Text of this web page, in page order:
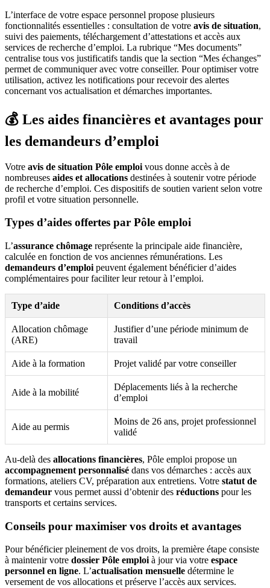
L’interface de votre espace personnel propose plusieurs
fonctionnalités essentielles : consultation de votre avis de situation,
suivi des paiements, téléchargement d’attestations et accès aux
services de recherche d’emploi. La rubrique “Mes documents”
centralise tous vos justificatifs tandis que la section “Mes échanges”
permet de communiquer avec votre conseiller. Pour optimiser votre
utilisation, activez les notifications pour recevoir des alertes
concernant vos actualisation et démarches importantes.
💰 Les aides financières et avantages pour
les demandeurs d’emploi
Votre avis de situation Pôle emploi vous donne accès à de
nombreuses aides et allocations destinées à soutenir votre période
de recherche d’emploi. Ces dispositifs de soutien varient selon votre
profil et votre situation personnelle.
Types d’aides offertes par Pôle emploi
L’assurance chômage représente la principale aide financière,
calculée en fonction de vos anciennes rémunérations. Les
demandeurs d’emploi peuvent également bénéficier d’aides
complémentaires pour faciliter leur retour à l’emploi.
Type d’aide Conditions d’accès
Allocation chômage
(ARE)
Justifier d’une période minimum de
travail
Aide à la formation Projet validé par votre conseiller
Aide à la mobilité
Déplacements liés à la recherche
d’emploi
Aide au permis
Moins de 26 ans, projet professionnel
validé
Au-delà des allocations financières, Pôle emploi propose un
accompagnement personnalisé dans vos démarches : accès aux
formations, ateliers CV, préparation aux entretiens. Votre statut de
demandeur vous permet aussi d’obtenir des réductions pour les
transports et certains services.
Conseils pour maximiser vos droits et avantages
Pour bénéficier pleinement de vos droits, la première étape consiste
à maintenir votre dossier Pôle emploià jour via votre espace
personnel en ligne. L’actualisation mensuelle détermine le
versement de vos allocations et préserve l’accès aux services.